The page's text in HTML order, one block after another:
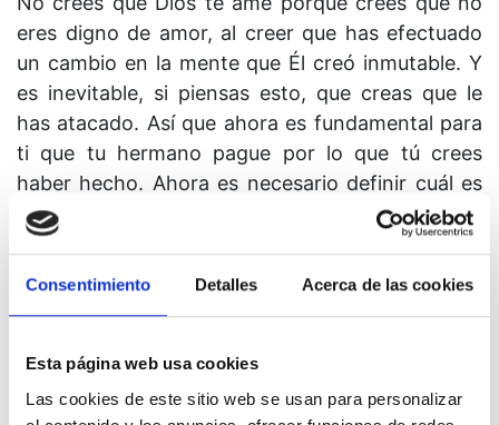
Consentimiento Detalles Acerca de las cookies
Esta página web usa cookies
Las cookies de este sitio web se usan para personalizar
eres digno de amor, al creer que has efectuado
un cambio en la mente que Él creó inmutable. Y
es inevitable, si piensas esto, que creas que le
has atacado. Así que ahora es fundamental para
ti que tu hermano pague por lo que tú crees
haber hecho. Ahora es necesario definir cuál es
la “verdad”, y una vez hecho esto, tienes que
demostrarle a tu hermano lo equivocado que
está, de manera que, ante la “elocuencia” de tus
un cambio en la tuya.
Para el ego es fundamental que tú creas esto, ya